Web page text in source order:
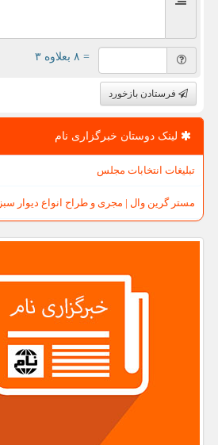
= ۸ بعلاوه ۳
فرستادن بازخورد
لینک دوستان خبرگزاری نام
تبلیغات انتخابات مجلس
مستر گرین وال | مجری و طراح انواع دیوار سبز